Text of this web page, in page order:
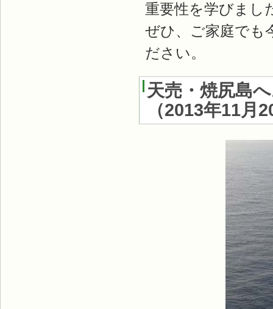
重要性を学びまし
ぜひ、ご家庭でも
ださい。
天売・焼尻島
（2013年11月